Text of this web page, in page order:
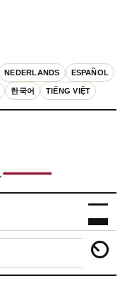
NEDERLANDS ESPAÑOL
한국어 TIẾNG VIỆT